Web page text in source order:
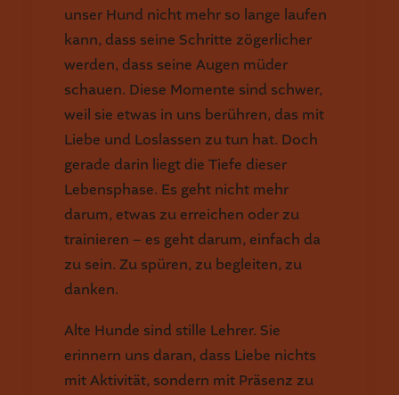
unser Hund nicht mehr so lange laufen
kann, dass seine Schritte zögerlicher
werden, dass seine Augen müder
schauen. Diese Momente sind schwer,
weil sie etwas in uns berühren, das mit
Liebe und Loslassen zu tun hat. Doch
gerade darin liegt die Tiefe dieser
Lebensphase. Es geht nicht mehr
darum, etwas zu erreichen oder zu
trainieren – es geht darum, einfach da
zu sein. Zu spüren, zu begleiten, zu
danken.
Alte Hunde sind stille Lehrer. Sie
erinnern uns daran, dass Liebe nichts
mit Aktivität, sondern mit Präsenz zu